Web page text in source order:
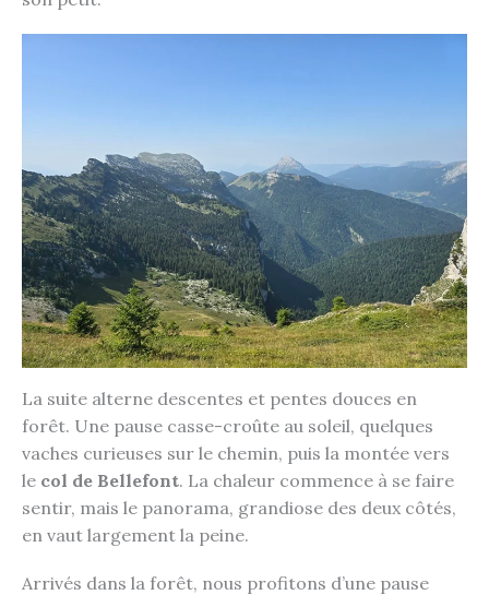
La suite alterne descentes et pentes douces en
forêt. Une pause casse-croûte au soleil, quelques
vaches curieuses sur le chemin, puis la montée vers
le col de Bellefont. La chaleur commence à se faire
sentir, mais le panorama, grandiose des deux côtés,
en vaut largement la peine.
Arrivés dans la forêt, nous profitons d’une pause